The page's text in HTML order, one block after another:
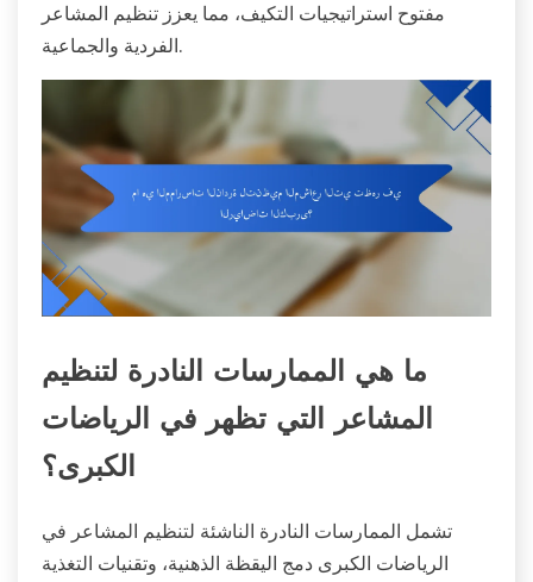
مفتوح استراتيجيات التكيف، مما يعزز تنظيم المشاعر
الفردية والجماعية.
ما هي الممارسات النادرة لتنظيم
المشاعر التي تظهر في الرياضات
الكبرى؟
تشمل الممارسات النادرة الناشئة لتنظيم المشاعر في
الرياضات الكبرى دمج اليقظة الذهنية، وتقنيات التغذية